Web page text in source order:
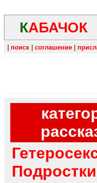
КАБАЧОК
поиск соглашение
Подростки